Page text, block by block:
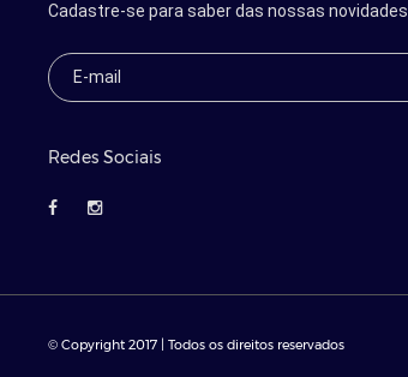
Cadastre-se para saber das nossas novidades
Redes Sociais
© Copyright 2017 | Todos os direitos reservados